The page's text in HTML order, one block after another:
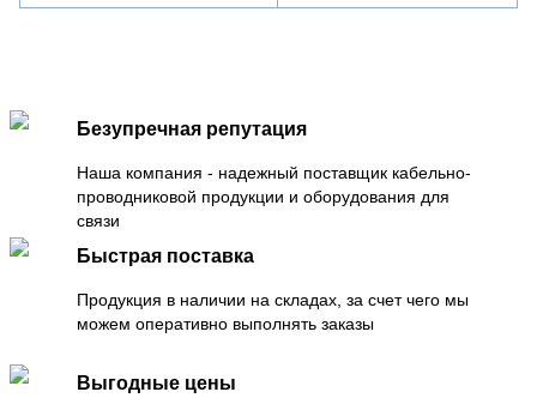
Безупречная репутация
Наша компания - надежный поставщик кабельно-
проводниковой продукции и оборудования для
связи
Быстрая поставка
Продукция в наличии на складах, за счет чего мы
можем оперативно выполнять заказы
Выгодные цены